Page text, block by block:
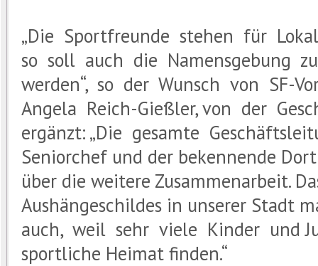
„Die Sportfreunde stehen für
so soll auch die Namensgebung
werden“, so der Wunsch von SF-
Angela Reich-Gießler, von der
ergänzt: „Die gesamte
Seniorchef und der bekennende
über die weitere Zusammenarbeit.
Aushängeschildes in unserer Stadt
auch, weil sehr viele Kinder und
sportliche Heimat finden.“